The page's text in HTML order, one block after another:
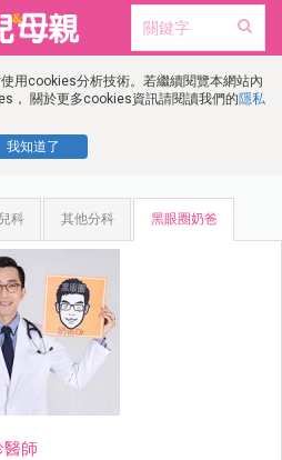
用cookies分析技術。若繼續閱覽本網站內
， 關於更多cookies資訊請閱讀我們的隱私
我知道了
科 其他分科 黑眼圈奶爸
師